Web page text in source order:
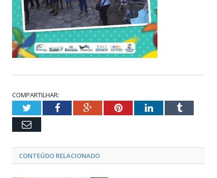
COMPARTILHAR:
TwitterFacebookGoogle+PinterestLinkedInTumblr
Email
CONTEÚDO RELACIONADO